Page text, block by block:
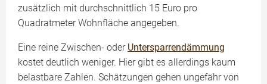
zusätzlich mit durchschnittlich 15 Euro pro
Quadratmeter Wohnfläche angegeben.
Eine reine Zwischen- oder Untersparrendämmung
kostet deutlich weniger. Hier gibt es allerdings kaum
belastbare Zahlen. Schätzungen gehen ungefähr von